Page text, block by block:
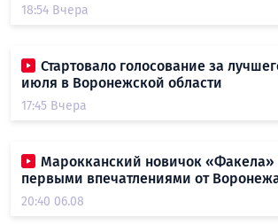
18:54 Вчера
Стартовало голосование за
июля в Воронежской области
17:45 Вчера
Марокканский новичок «Факела»
первыми впечатлениями от
20:40 06.08